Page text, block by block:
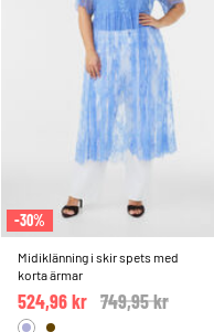
-30%
Midiklänning i skir spets med
korta ärmar
Price reduced
749,95 kr
524,96 kr